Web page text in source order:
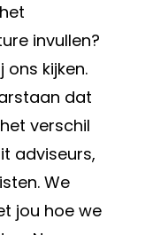
invullen?
kijken.
dat
verschil
adviseurs,
We
jou hoe we